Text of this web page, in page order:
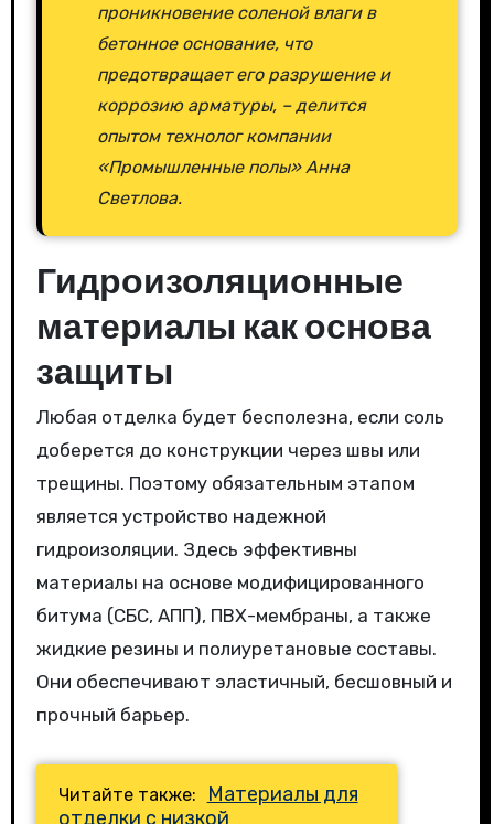
проникновение соленой влаги в
бетонное основание, что
предотвращает его разрушение и
коррозию арматуры, – делится
опытом технолог компании
«Промышленные полы» Анна
Светлова.
Гидроизоляционные
материалы как основа
защиты
Любая отделка будет бесполезна, если соль
доберется до конструкции через швы или
трещины. Поэтому обязательным этапом
является устройство надежной
гидроизоляции. Здесь эффективны
материалы на основе модифицированного
битума (СБС, АПП), ПВХ-мембраны, а также
жидкие резины и полиуретановые составы.
Они обеспечивают эластичный, бесшовный и
прочный барьер.
Читайте также:
Материалы для
отделки с низкой